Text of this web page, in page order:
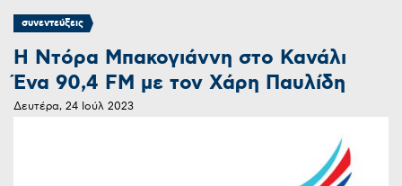
συνεντεύξεις
Η Ντόρα Μπακογιάννη στο Κανάλι
Ένα 90,4 FM με τον Χάρη Παυλίδη
Δευτέρα, 24 Ιούλ 2023